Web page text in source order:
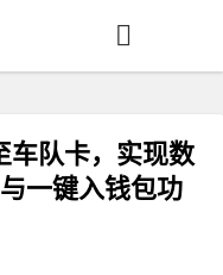
队卡，实现数
一键入钱包功